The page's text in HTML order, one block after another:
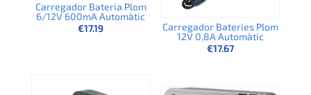
Carregador Bateria Plom
6/12V 600mA Automàtic
€17.19
Carregador Bateries Plom
12V 0,8A Automàtic
€17.67